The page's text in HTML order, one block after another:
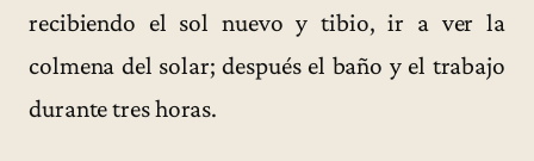
recibiendo el sol nuevo y tibio, ir a ver la
colmena del solar; después el baño y el trabajo
durante tres horas.